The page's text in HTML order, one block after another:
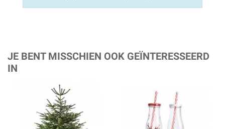
JE BENT MISSCHIEN OOK GEÏNTERESSEERD
IN